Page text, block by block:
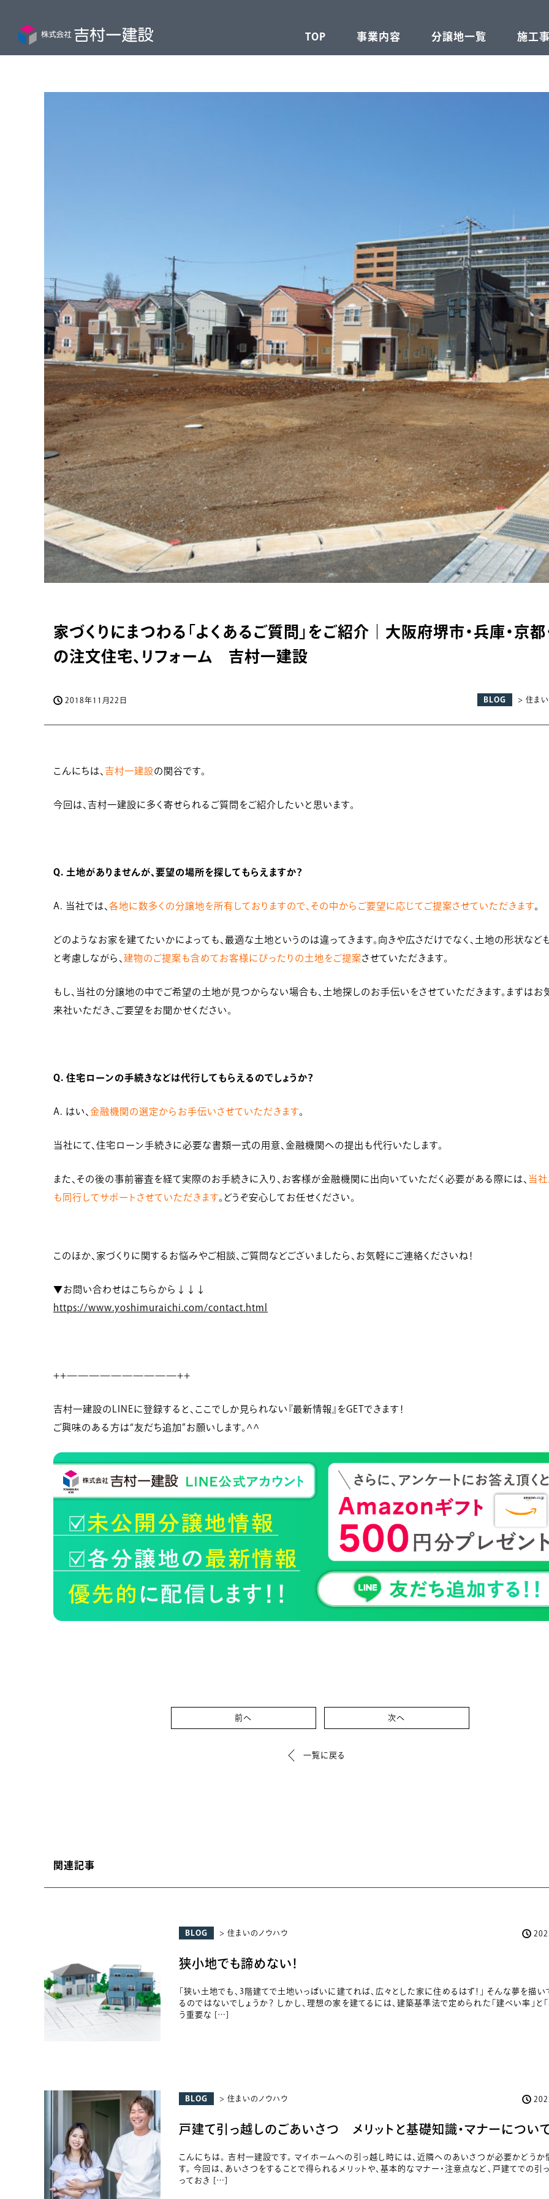
TOP 事業内容 分譲地一覧 施工
家づくりにまつわる「よくあるご質問」をご紹介｜大阪府堺市・兵庫・京都
の注文住宅、リフォーム 吉村一建設
2018年11月22日 BLOG > 住ま
こんにちは、 吉村一建設の関谷です。
今回は、吉村一建設に多く寄せられるご質問をご紹介したいと思います。
Q. 土地がありませんが、要望の場所を探してもらえますか？
A. 当社では、 各地に数多くの分譲地を所有しておりますので、その中からご要望に応じてご提案させていただきます 。
どのようなお家を建てたいかによっても、最適な土地というのは違ってきます。向きや広さだけでなく、土地の形状など
と考慮しながら、 建物のご提案も含めてお客様にぴったりの土地をご提案させていただきます。
もし、当社の分譲地の中でご希望の土地が見つからない場合も、土地探しのお手伝いをさせていただきます。まずはお
来社いただき、ご要望をお聞かせください。
Q. 住宅ローンの手続きなどは代行してもらえるのでしょうか？
A. はい、 金融機関の選定からお手伝いさせていただきます 。
当社にて、住宅ローン手続きに必要な書類一式の用意、金融機関への提出も代行いたします。
また、その後の事前審査を経て実際のお手続きに入り、お客様が金融機関に出向いていただく必要がある際には、
当社
も同行してサポートさせていただきます 。どうぞ安心してお任せください。
このほか、家づくりに関するお悩みやご相談、ご質問などございましたら、お気軽にご連絡くださいね！
▼お問い合わせはこちらから↓↓↓
https://www.yoshimuraichi.com/contact.html
++——————————++
吉村一建設のLINEに登録すると、ここでしか見られない『最新情報』をGETできます！
ご興味のある方は“友だち追加”お願いします。^^
前へ 次へ
一覧に戻る
関連記事
BLOG > 住まいのノウハウ
狭小地でも諦めない！
「狭い土地でも、3階建てで土地いっぱいに建てれば、広々とした家に住めるはず！」 そんな夢を描
るのではないでしょうか？ しかし、理想の家を建てるには、建築基準法で定められた「建ぺい率」と
う重要な […]
BLOG > 住まいのノウハウ
戸建て引っ越しのごあいさつ メリットと基礎知識・マナーについ
こんにちは。 吉村一建設です。 マイホームへの引っ越し時には、近隣へのあいさつが必要かどうか
す。 今回は、あいさつをすることで得られるメリットや、基本的なマナー・注意点など、戸建てでの引
っておき […]